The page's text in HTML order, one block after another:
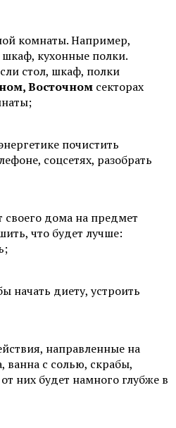
комнаты. Например,
шкаф, кухонные полки.
стол, шкаф, полки
Восточном секторах
почистить
соцсетях, разобрать
дома на предмет
что будет лучше:
начать диету, устроить
направленные на
ванна с солью, скрабы,
них будет намного глубже в